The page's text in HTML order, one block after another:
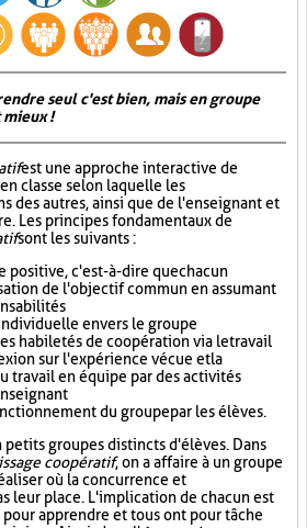
seul c'est bien, mais en groupe
mieux !
est une approche interactive de
classe selon laquelle les
des autres, ainsi que de l'enseignant et
Les principes fondamentaux de
sont les suivants :
positive, c'est-à-dire que chacun
de l'objectif commun en assumant
envers le groupe
habiletés de coopération via le travail
sur l'expérience vécue et la
travail en équipe par des activités
du groupe par les élèves.
groupes distincts d'élèves. Dans
coopératif, on a affaire à un groupe
où la concurrence et
leur place. L'implication de chacun est
apprendre et tous ont pour tâche